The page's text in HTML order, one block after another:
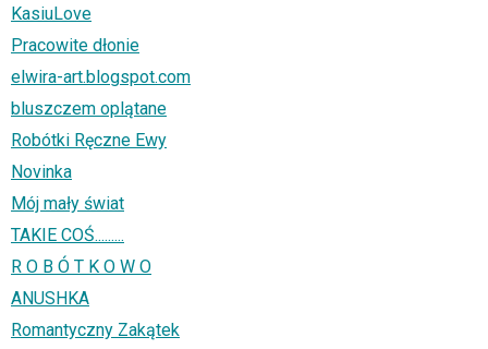
KasiuLove
Pracowite dłonie
elwira-art.blogspot.com
bluszczem oplątane
Robótki Ręczne Ewy
Novinka
Mój mały świat
TAKIE COŚ.........
R O B Ó T K O W O
ANUSHKA
Romantyczny Zakątek